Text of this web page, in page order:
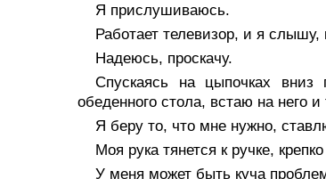
Я прислушиваюсь.
Работает телевизор, и я слышу,
Надеюсь, проскачу.
Спускаясь на цыпочках
обеденного стола, встаю на него и
Я беру то, что мне нужно,
Моя рука тянется к ручке,
У меня может быть куча